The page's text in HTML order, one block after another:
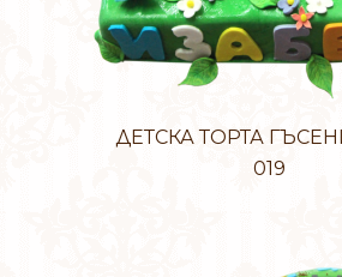
ДЕТСКА ТОРТА
019